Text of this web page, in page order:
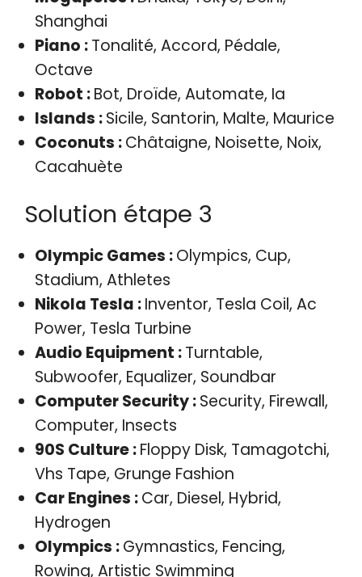
Shanghai
Piano :Tonalité, Accord, Pédale,
Octave
Robot :Bot, Droïde, Automate, Ia
Islands :Sicile, Santorin, Malte, Maurice
Coconuts :Châtaigne, Noisette, Noix,
Cacahuète
Solution étape 3
Olympic Games :Olympics, Cup,
Stadium, Athletes
Nikola Tesla :Inventor, Tesla Coil, Ac
Power, Tesla Turbine
Audio Equipment :Turntable,
Subwoofer, Equalizer, Soundbar
Computer Security :Security, Firewall,
Computer, Insects
90S Culture :Floppy Disk, Tamagotchi,
Vhs Tape, Grunge Fashion
Car Engines :Car, Diesel, Hybrid,
Hydrogen
Olympics :Gymnastics, Fencing,
Rowing, Artistic Swimming